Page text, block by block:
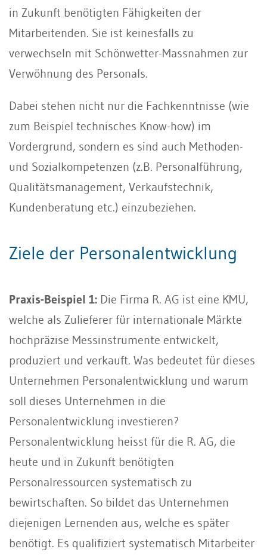
in Zukunft benötigten Fähigkeiten der
Mitarbeitenden. Sie ist keinesfalls zu
verwechseln mit Schönwetter-Massnahmen zur
Verwöhnung des Personals.
Dabei stehen nicht nur die Fachkenntnisse (wie
zum Beispiel technisches Know-how) im
Vordergrund, sondern es sind auch Methoden-
und Sozialkompetenzen (z.B. Personalführung,
Qualitätsmanagement, Verkaufstechnik,
Kundenberatung etc.) einzubeziehen.
Ziele der Personalentwicklung
Praxis-Beispiel 1: Die Firma R. AG ist eine KMU,
welche als Zulieferer für internationale Märkte
hochpräzise Messinstrumente entwickelt,
produziert und verkauft. Was bedeutet für dieses
Unternehmen Personalentwicklung und warum
soll dieses Unternehmen in die
Personalentwicklung investieren?
Personalentwicklung heisst für die R. AG, die
heute und in Zukunft benötigten
Personalressourcen systematisch zu
bewirtschaften. So bildet das Unternehmen
diejenigen Lernenden aus, welche es später
benötigt. Es qualifiziert systematisch Mitarbeiter